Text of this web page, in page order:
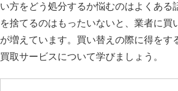
い方をどう処分するか悩むのはよくある
を捨てるのはもったいないと、業者に買
が増えています。買い替えの際に得をす
買取サービスについて学びましょう。